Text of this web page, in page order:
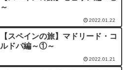
～
2022.01.22
【スペインの旅】マドリード・コ
ルドバ編～①～
2022.01.21